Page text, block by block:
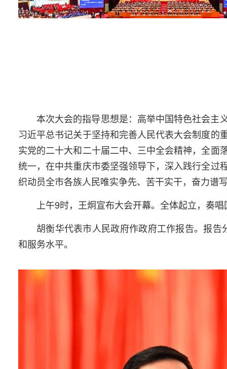
本次大会的指导思想是：高举中国特色社会主
习近平总书记关于坚持和完善人民代表大会制度
实党的二十大和二十届二中、三中全会精神，全
统一，在中共重庆市委坚强领导下，深入践行全过
织动员全市各族人民唯实争先、苦干实干，奋力谱
上午9时，王炯宣布大会开幕。全体起立，奏
胡衡华代表市人民政府作政府工作报告。报
和服务水平。